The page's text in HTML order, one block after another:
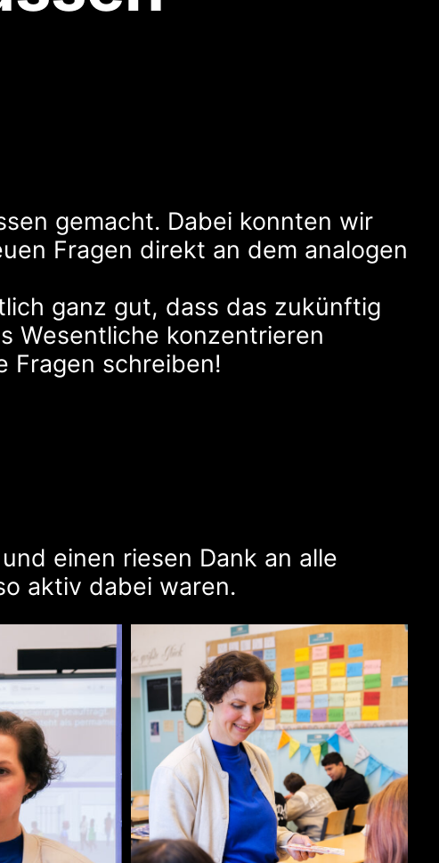
gemacht. Dabei konnten wir
Fragen direkt an dem analogen
ganz gut, dass das zukünftig
Wesentliche konzentrieren
Fragen schreiben!
einen riesen Dank an alle
aktiv dabei waren.